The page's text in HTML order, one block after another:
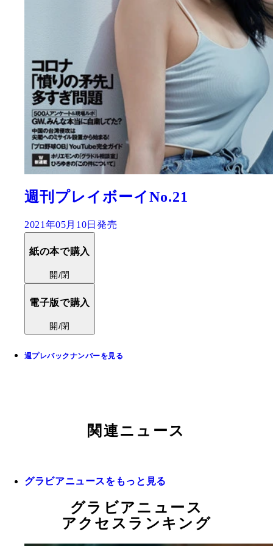
週刊プレイボーイNo.21
2021年05月10日発売
紙の本で購入
開/閉
電子版で購入
開/閉
週プレバックナンバーを見る
関連ニュース
グラビアニュースをもっと見る
グラビアニュース
アクセスランキング